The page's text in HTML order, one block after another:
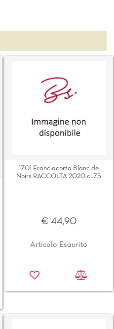
1701 Franciacorta Blanc de
Noirs RACCOLTA 2020 cl.75
€ 44,90
Articolo Esaurito